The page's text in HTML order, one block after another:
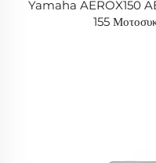
Yamaha AEROX150
155